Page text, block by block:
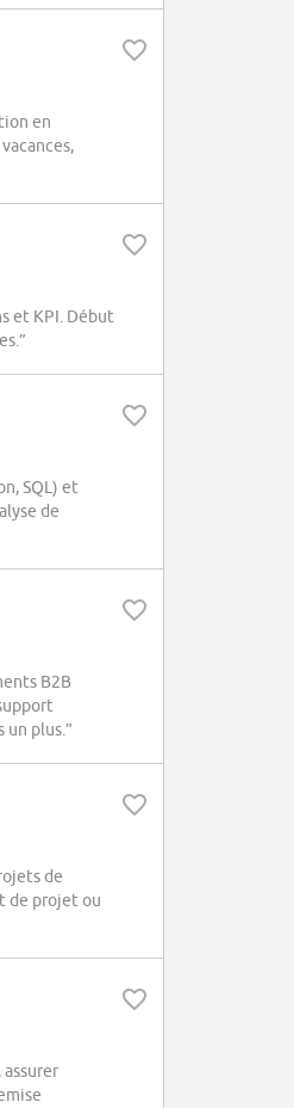
en
et KPI. Début
SQL) et
de
B2B
plus.”
de
de projet ou